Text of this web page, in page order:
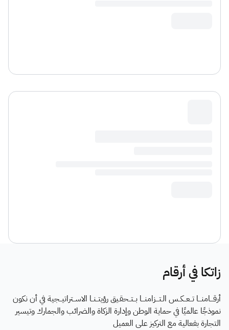
زاتكا في أرقام
أرقـــامنـــا تــعــكــس الـتـــزامنـــا بــتــحقـيق رؤيتــنــا الاســتراتيــجية في أن نكون
نموذجًا عالميًا في حماية الوطن وإدارة الزكاة والضرائب والجمارك وتيسير
التجارة بفعالية مع التركيز على العميل